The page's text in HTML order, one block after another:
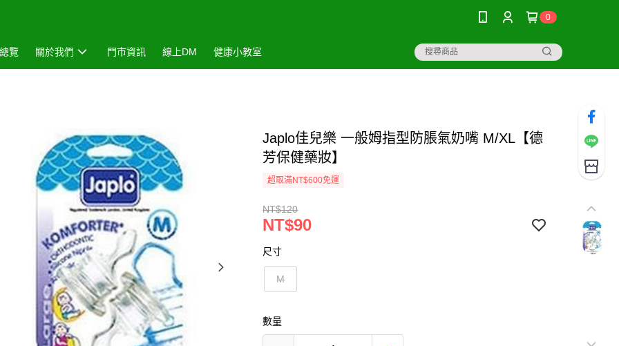
0
覽 關於我們 門市資訊 線上DM 健康小教室
Japlo佳兒樂 一般姆指型防脹氣奶嘴 M/XL【德
芳保健藥妝】
超取滿NT$600免運
NT$120
NT$90
尺寸
M
數量